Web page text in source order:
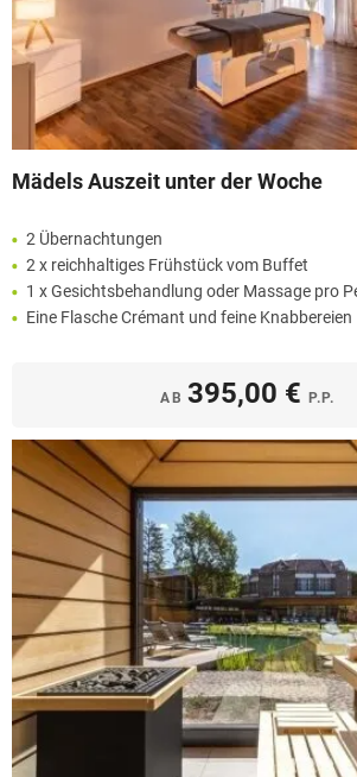
Mädels Auszeit unter der Woche
2 Übernachtungen
2 x reichhaltiges Frühstück vom Buffet
1 x Gesichtsbehandlung oder Massage pro
Eine Flasche Crémant und feine Knabbereien
AB 395,00 € P.P.